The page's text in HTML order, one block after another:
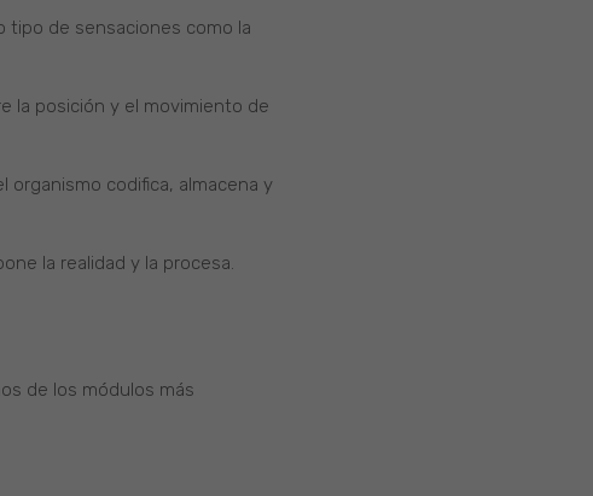
tipo de sensaciones como la
la posición y el movimiento de
organismo codifica, almacena y
la realidad y la procesa.
de los módulos más